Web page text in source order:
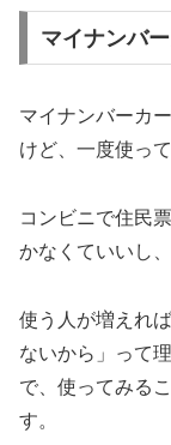
マイナンバ
マイナンバーカ
けど、一度使っ
コンビニで住民
かなくていいし
使う人が増えれ
ないから」って
で、使ってみる
す。